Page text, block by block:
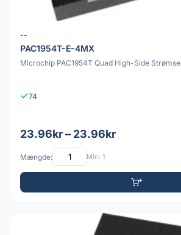
--
PAC1954T-E-4MX
Microchip PAC1954T Quad High-Side
74
23.96kr – 23.96kr
Mængde: Min: 1